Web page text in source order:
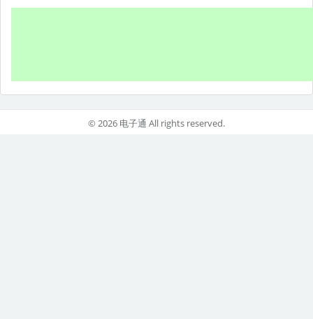
© 2026 电子通 All rights reserved.